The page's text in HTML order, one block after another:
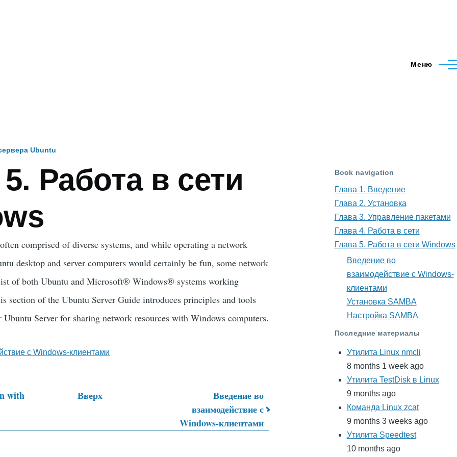
Меню
Ubuntu
Работа в сети
comprised of diverse systems, and while operating a network
desktop and server computers would certainly be fun, some network
of both Ubuntu andMicrosoft®Windows® systems working
section of theUbuntu Server Guide introduces principles and tools
Server for sharing network resources with Windows computers.
с Windows-клиентами
with
Вверх
Введение во
взаимодействие с
Windows-клиентами
Book navigation
Глава 1. Введение
Глава 2. Установка
Глава 3. Управление пакетами
Глава 4. Работа в сети
Глава 5. Работа в сети Windows
Введение во
взаимодействие с Windows-
клиентами
Установка SAMBA
Настройка SAMBA
Последние материалы
Утилита Linux nmcli
8 months 1 week ago
Утилита TestDisk в Linux
9 months ago
Команда Linux zcat
9 months 3 weeks ago
Утилита Speedtest
10 months ago